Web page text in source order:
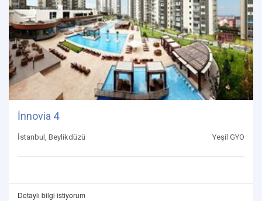
İnnovia 4
İstanbul, Beylikdüzü Yeşil GYO
Detaylı bilgi istiyorum